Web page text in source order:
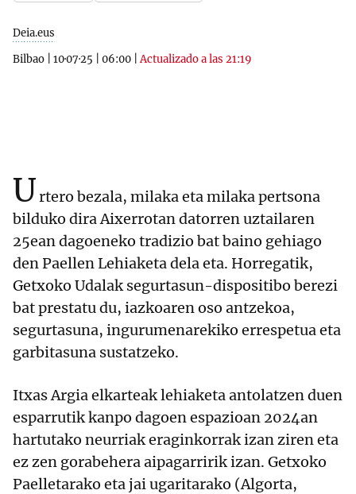
Deia.eus
Bilbao
10·07·25 06:00 |Actualizado a las 21:19
Urtero bezala, milaka eta milaka pertsona
bilduko dira Aixerrotan datorren uztailaren
25ean dagoeneko tradizio bat baino gehiago
den Paellen Lehiaketa dela eta. Horregatik,
Getxoko Udalak segurtasun-dispositibo berezi
bat prestatu du, iazkoaren oso antzekoa,
segurtasuna, ingurumenarekiko errespetua eta
garbitasuna sustatzeko.
Itxas Argia elkarteak lehiaketa antolatzen duen
esparrutik kanpo dagoen espazioan 2024an
hartutako neurriak eraginkorrak izan ziren eta
ez zen gorabehera aipagarririk izan. Getxoko
Paelletarako eta jai ugaritarako (Algorta,